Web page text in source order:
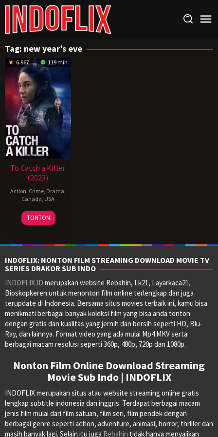
Loncat
konten
Tag: new year’s eve
6.967 119 min
To Catch a Killer
(2023)
Action Crime, Drama
Canada USA
6
Apr
Damián
Szifron
TONTON
INDOFLIX: NONTON FILM STREAMING DOWNLOAD MOVIE TV
SERIES DRAKOR SUB INDO
INDOFLIX.ID merupakan website Rebahin, Lk21, Layarkaca21,
Bioskopkeren untuk menonton film online terlengkap dan juga
terupdate di Indonesia. Bersama situs movies terbaik ini, kamu bisa
menikmati berbagai banyak koleksi film yang bisa anda tonton
dengan gratis dan kualitas yang jernih dan bersih seperti HD, Blu-
Ray, dan lainnya. Format video yang ada mulai Mp4 MKV serta
berbagai macam resolusi seperti 360p, 480p, 720p dan 1080p.
Nonton Film Online Download Streaming
Movie Sub Indo | INDOFLIX
INDOFLIX merupakan situs atau website streaming online gratis
lengkap subtitle indonesia dan inggris. Terdapat berbagai macam
jenis film mulai dari film satuan, film seri, film pendek dengan
berbagai genre seperti action, adventure, animasi, horror, thriller dan
masih banyak lagi. Selain itu juga Rebahin tidak hanya menyajikan